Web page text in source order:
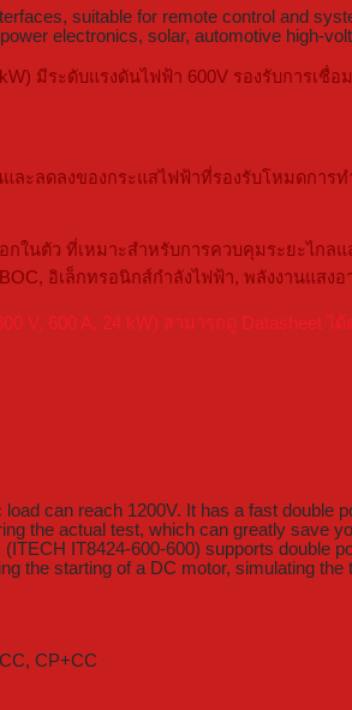
suitable for remote control and
electronics, solar, automotive high-
มีระดับแรงดันไฟฟ้า 600V รองรับการเ
ละลดลงของกระแสไฟฟ้าที่รองรับโหมดกา
กในตัว ที่เหมาะสำหรับการควบคุมระยะไ
อิเล็กทรอนิกส์กำลังไฟฟ้า, พลังงานแส
V, 600 A, 24 kW) สามารถดู Datasheet ไ
can reach 1200V. It has a fast double
the actual test, which can greatly save
IT8424-600-600) supports double
the starting of a DC motor, simulating
CP+CC